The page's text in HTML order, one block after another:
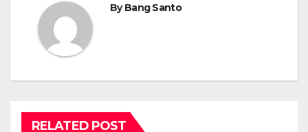
ByBang Santo
RELATED POST